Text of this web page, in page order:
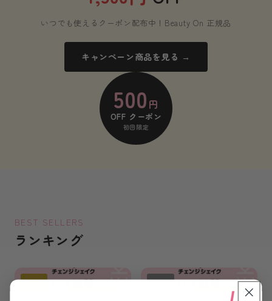
いつでも使えるクーポン配布中！Beauty On 正規品
キャンペーン商品を見る →
500 円
OFF クーポン
初回限定
BEST SELLERS
ランキング
No.1 No.2